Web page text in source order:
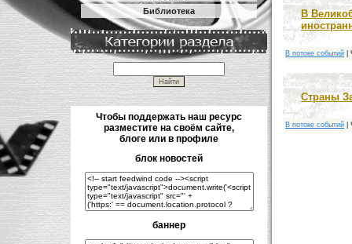
Библиотека
Чтобы поддержать наш ресурс
разместите на своём сайте,
блоге или в профиле
блок новостей
баннер
В
В потоке событий
Страны
В потоке событий